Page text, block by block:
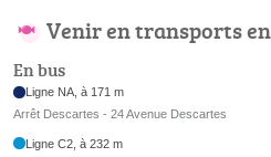
Venir en transports
En bus
Ligne NA, à 171 m
Arrêt Descartes - 24 Avenue Descartes
Ligne C2, à 232 m